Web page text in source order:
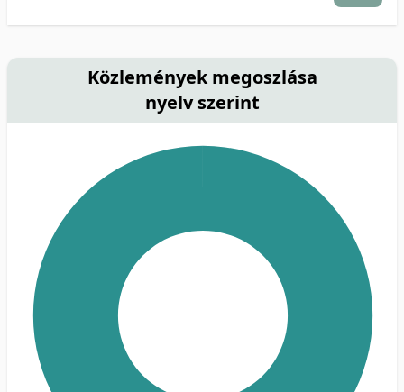
Közlemények megoszlása
nyelv szerint